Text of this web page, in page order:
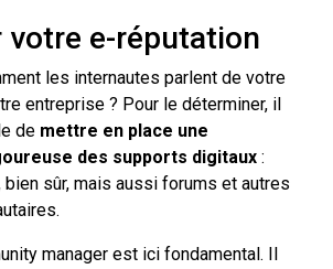
votre e-réputation
les internautes parlent de votre
entreprise ? Pour le déterminer, il
de mettre en place une
des supports digitaux :
bien sûr, mais aussi forums et autres
manager est ici fondamental. Il